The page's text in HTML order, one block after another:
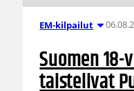
EM-kilpailut
Suomen
taistelivat